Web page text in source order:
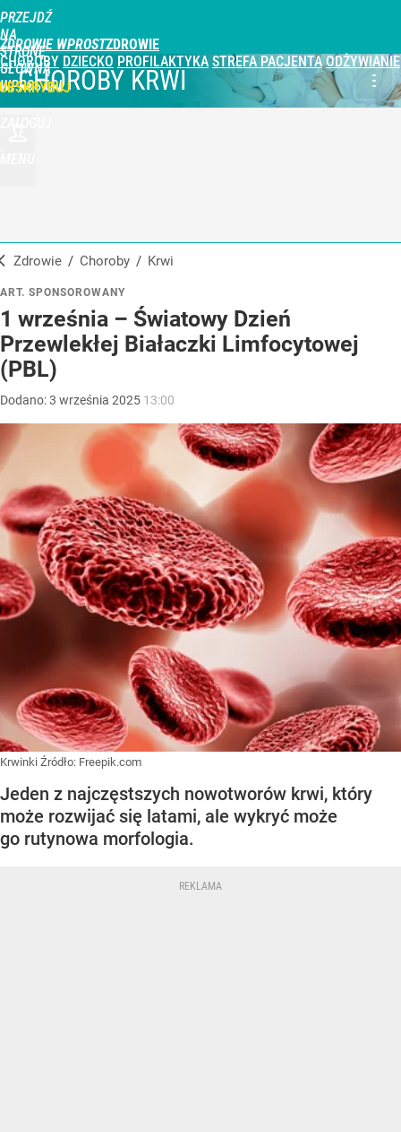
PRZEJDŹ
NA
STRONĘ
GŁÓWNĄ
WPROST.PL
ZDROWIE WPROST
CHOROBY DZIECKO PROFILAKTYKA STREFA PACJENTA ODŻYWIANIE
CHOROBY KRWI
Zdrowie / Choroby / krwi
ART. SPONSOROWANY
1 września – Światowy Dzień
Przewlekłej Białaczki Limfocytowej
(PBL)
Dodano:3 września 2025 13:00
Krwinki Źródło: Freepik.com
Jeden z najczęstszych nowotworów krwi, który
może rozwijać się latami, ale wykryć może
go rutynowa morfologia.